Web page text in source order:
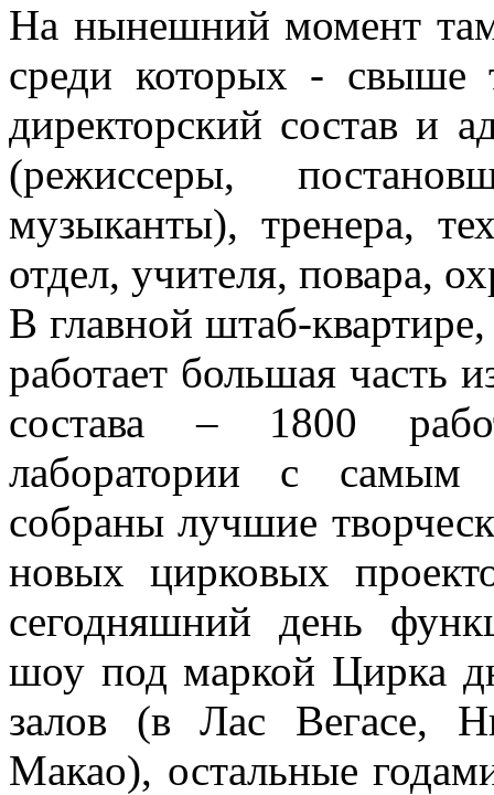
На нынешний момент там
среди которых - свыше
директорский состав и
(режиссеры,
музыканты), тренера,
отдел, учителя, повара,
В главной штаб-
работает большая часть
состава – 1800
лаборатории с самым
собраны лучшие
новых цирковых
сегодняшний день
шоу под маркой Цирка
залов (в Лас Вегасе,
Макао), остальные